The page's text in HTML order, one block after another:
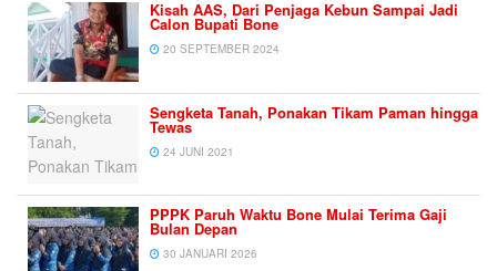
Kisah AAS, Dari Penjaga Kebun Sampai Jadi
Calon Bupati Bone
20 SEPTEMBER 2024
Sengketa Tanah, Ponakan Tikam Paman hingga
Tewas
24 JUNI 2021
PPPK Paruh Waktu Bone Mulai Terima Gaji
Bulan Depan
30 JANUARI 2026